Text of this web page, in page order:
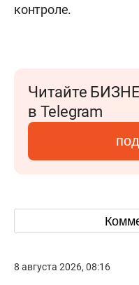
контроле.
Читайте
в Telegram
8 августа 2026, 08:16